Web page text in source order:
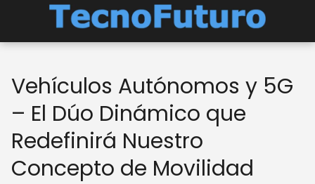
Vehículos Autónomos y 5G
– El Dúo Dinámico que
Redefinirá Nuestro
Concepto de Movilidad